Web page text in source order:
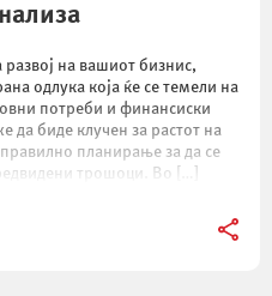
развој на вашиот бизнис,
одлука која ќе се темели на
потреби и финансиски
да биде клучен за растот на
планирање за да се
трошоци. Во […]